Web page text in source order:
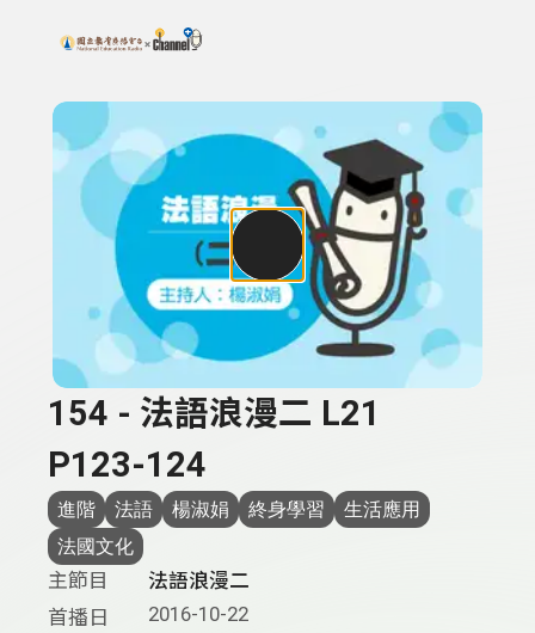
上方功能區塊
搜尋關鍵字：可輸入節目名稱、主持人或關鍵字
154 - 法語浪漫二 L21
P123-124
進階 法語 楊淑娟 終身學習
生活應用
法國文化
主節目
法語浪漫二
首播日
2016-10-22